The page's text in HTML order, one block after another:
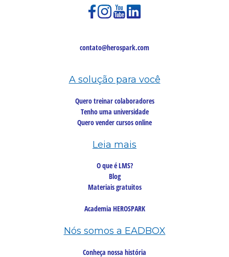
contato@herospark.com
A solução para você
Quero treinar colaboradores
Tenho uma universidade
Quero vender cursos online
Leia mais
O que é LMS?
Blog
Materiais gratuitos
Academia HEROSPARK
Nós somos a EADBOX
Conheça nossa história